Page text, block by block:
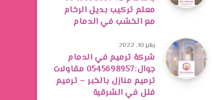
معلم تركيب بديل الرخام
مع الخشب في الدمام
يناير 10, 2022
شركة ترميم في الدمام
جوال:0545698957 مقاولات
ترميم منازل بالخبر – ترميم
فلل في الشرقية